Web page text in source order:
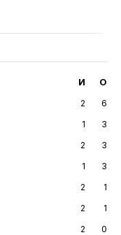
И О
2
6
1
3
2
3
1
3
2
1
2
1
2 0